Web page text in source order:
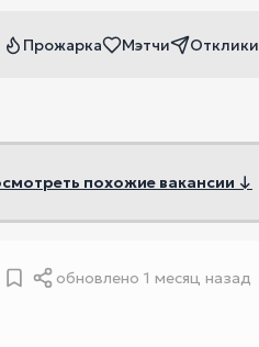
Прожарка Мэтчи Отклики
похожие вакансии ↓
обновлено 1 месяц назад